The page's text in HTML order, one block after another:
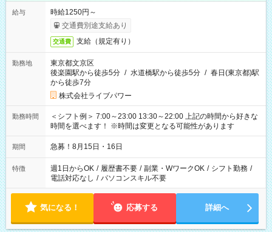
給与
時給1250円～
交通費別途支給あり
交通費 支給（規定有り）
勤務地
東京都文京区
後楽園駅から徒歩5分 / 水道橋駅から徒歩5分 / 春日(東京都)駅
から徒歩7分
株式会社ライブパワー
勤務時間
＜シフト例＞ 7:00～23:00 13:30～22:00 上記の時間から好きな
時間を選べます！ ※時間は変更となる可能性があります
期間 急募！8月15日・16日
特徴 週1日からOK / 履歴書不要 / 副業・WワークOK / シフト勤務 /
電話対応なし / パソコンスキル不要
気になる！ 応募する 詳細へ